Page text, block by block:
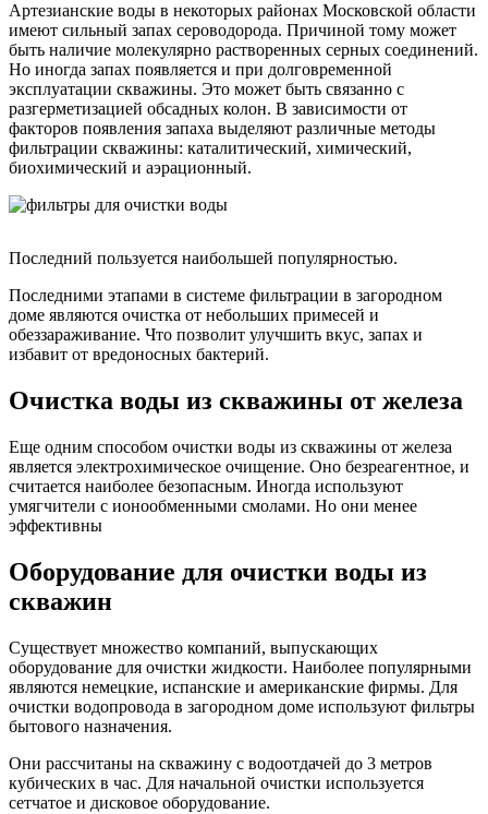
Артезианские воды в некоторых районах Московской области
имеют сильный запах сероводорода. Причиной тому может
быть наличие молекулярно растворенных серных соединений.
Но иногда запах появляется и при долговременной
эксплуатации скважины. Это может быть связанно с
разгерметизацией обсадных колон. В зависимости от
факторов появления запаха выделяют различные методы
фильтрации скважины: каталитический, химический,
биохимический и аэрационный.
Последний пользуется наибольшей популярностью.
Последними этапами в системе фильтрации в загородном
доме являются очистка от небольших примесей и
обеззараживание. Что позволит улучшить вкус, запах и
избавит от вредоносных бактерий.
Очистка воды из скважины от железа
Еще одним способом очистки воды из скважины от железа
является электрохимическое очищение. Оно безреагентное, и
считается наиболее безопасным. Иногда используют
умягчители с ионообменными смолами. Но они менее
эффективны
Оборудование для очистки воды из
скважин
Существует множество компаний, выпускающих
оборудование для очистки жидкости. Наиболее популярными
являются немецкие, испанские и американские фирмы. Для
очистки водопровода в загородном доме используют фильтры
бытового назначения.
Они рассчитаны на скважину с водоотдачей до 3 метров
кубических в час. Для начальной очистки используется
сетчатое и дисковое оборудование.